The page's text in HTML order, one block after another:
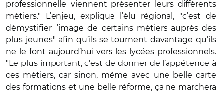
professionnelle viennent présenter leurs différents
métiers." L’enjeu, explique l’élu régional, "c’est de
démystifier l’image de certains métiers auprès des
plus jeunes" afin qu’ils se tournent davantage qu’ils
ne le font aujourd’hui vers les lycées professionnels.
"Le plus important, c’est de donner de l’appétence à
ces métiers, car sinon, même avec une belle carte
des formations et une belle réforme, ça ne marchera